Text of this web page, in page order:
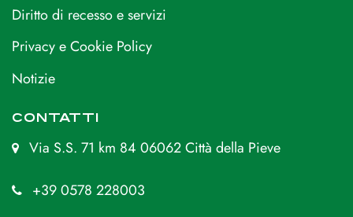
Diritto di recesso e servizi
Privacy e Cookie Policy
Notizie
CONTATTI
Via S.S. 71 km 84 06062 Città della Pieve
+39 0578 228003